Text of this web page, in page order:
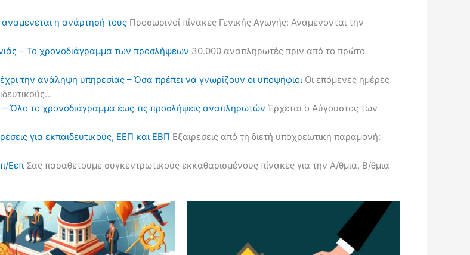
η ανάρτησή τους Προσωρινοί πίνακες Γενικής Αγωγής: Αναμένονται την
– Το χρονοδιάγραμμα των προσλήψεων 30.000 αναπληρωτές πριν από το πρώτο
την ανάληψη υπηρεσίας – Όσα πρέπει να γνωρίζουν οι υποψήφιοι Οι επόμενες ημέρες
– Όλο το χρονοδιάγραμμα έως τις προσλήψεις αναπληρωτών Έρχεται ο Αύγουστος των
για εκπαιδευτικούς, ΕΕΠ και ΕΒΠ Εξαιρέσεις από τη διετή υποχρεωτική παραμονή:
Εεπ Σας παραθέτουμε συγκεντρωτικούς εκκαθαρισμένους πίνακες για την Α/θμια, Β/θμια